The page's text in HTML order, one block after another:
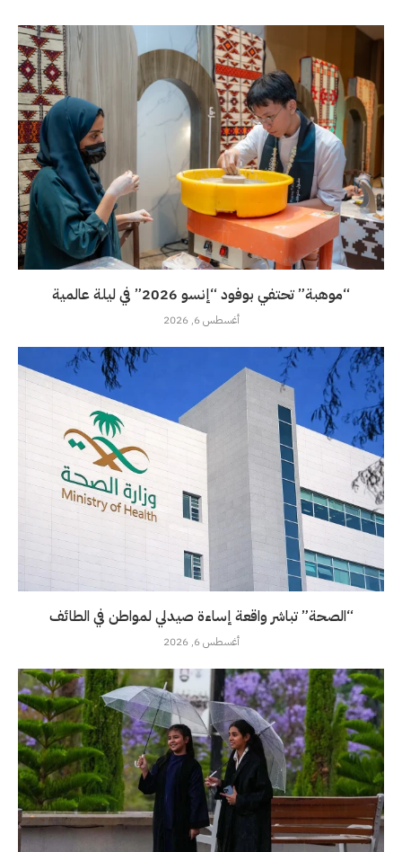
“موهبة” تحتفي بوفود “إنسو 2026” في ليلة عالمية
أغسطس 6, 2026
“الصحة” تباشر واقعة إساءة صيدلي لمواطن في الطائف
أغسطس 6, 2026